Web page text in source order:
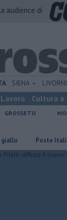
audience di
SIENA
Lavoro Cultura
GROSSETO
Italiane cerca